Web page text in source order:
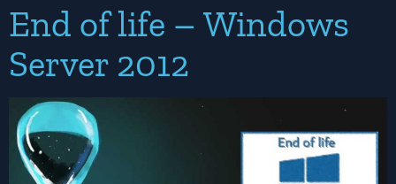
End of life – Windows
Server 2012